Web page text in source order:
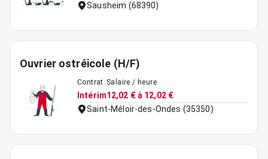
Sausheim (68390)
Ouvrier ostréicole (H/F)
Contrat
Intérim
Salaire / heure
12,02 € à 12,02 €
Saint-Méloir-des-Ondes (35350)